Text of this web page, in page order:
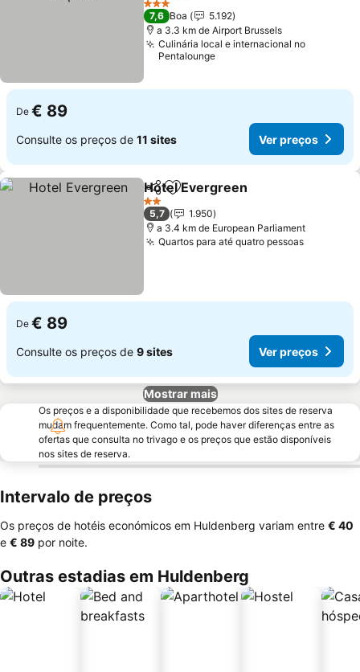
3 Estrelas
7,6 Boa
5.192
a 3.3 km de Airport Brussels
Culinária local e internacional no
Pentalounge
De € 89
Consulte os preços de 11 sites Ver preços
PartilharAdicionar aos favoritos
Hotel Evergreen
2 Estrelas
5,7
1.950
a 3.4 km de European Parliament
Quartos para até quatro pessoas
De € 89
Consulte os preços de 9 sites Ver preços
Mostrar mais
Os preços e a disponibilidade que recebemos dos sites de reserva
mudam frequentemente. Como tal, pode haver diferenças entre as
ofertas que consulta no trivago e os preços que estão disponíveis
nos sites de reserva.
Intervalo de preços
Os preços de hotéis económicos em Huldenberg variam entre ‎€ 40
e ‎€ 89 por noite.
Outras estadias em Huldenberg